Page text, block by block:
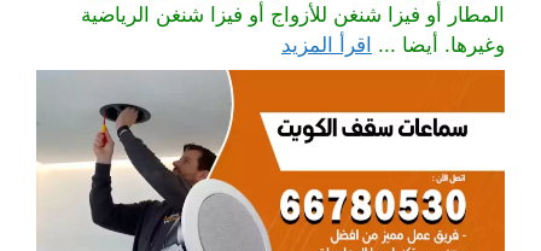
المطار أو فيزا شنغن للأزواج أو فيزا شنغن الرياضية
وغيرها. أيضا ... اقرأ المزيد